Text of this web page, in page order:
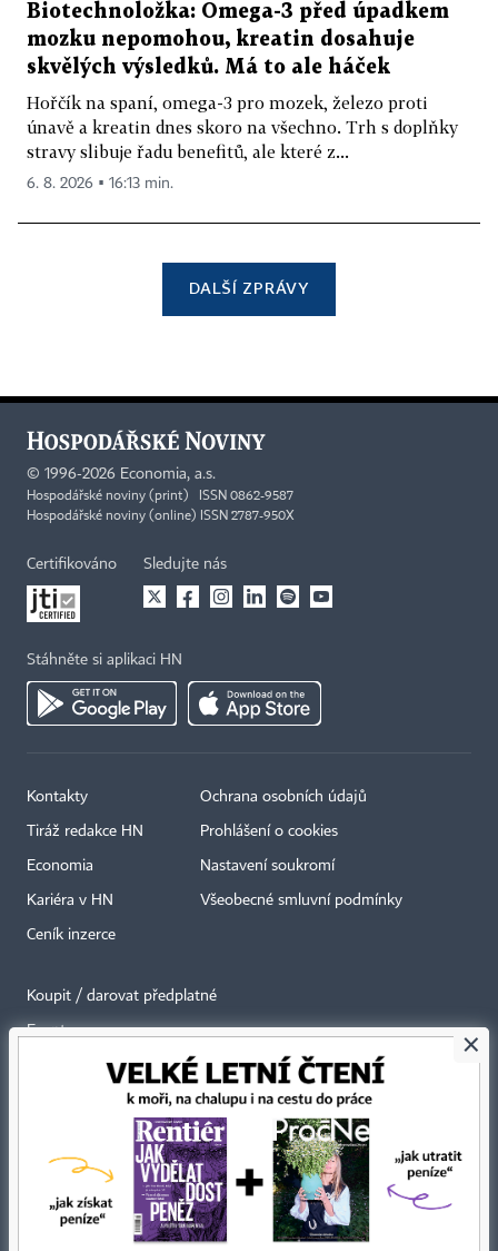
Biotechnoložka: Omega-3 před úpadkem
mozku nepomohou, kreatin dosahuje
skvělých výsledků. Má to ale háček
Hořčík na spaní, omega-3 pro mozek, železo proti
únavě a kreatin dnes skoro na všechno. Trh s doplňky
stravy slibuje řadu benefitů, ale které z...
6. 8. 2026 ▪ 16:13 min.
DALŠÍ ZPRÁVY
© 1996-2026 Economia, a.s.
Hospodářské noviny (print) ISSN 0862-9587
Hospodářské noviny (online) ISSN 2787-950X
Certifikováno Sledujte nás
Stáhněte si aplikaci HN
Kontakty
Tiráž redakce HN
Economia
Kariéra v HN
Ceník inzerce
Ochrana osobních údajů
Prohlášení o cookies
Nastavení soukromí
Všeobecné smluvní podmínky
Koupit / darovat předplatné
Eventy
Newslettery
Autorská práva vykonává vydavatel. Bez písemného svolení vydavatele je
zakázáno jakékoli užití částí nebo celku díla, zejména rozmnožování a šíření
jakýmkoli způsobem, mechanickým nebo elektronickým, v českém nebo
jiném jazyce. Bez souhlasu vydavatele je zakázáno též rozmnožování
×